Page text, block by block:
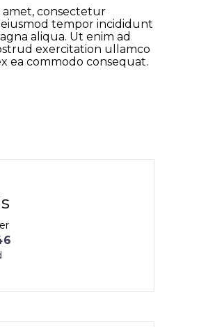
amet, consectetur
eiusmod tempor incididunt
aliqua. Ut enim ad
exercitation ullamco
ea commodo consequat.